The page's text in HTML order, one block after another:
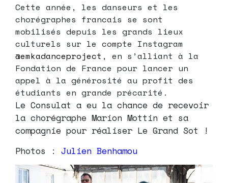
Cette année, les danseurs et les
chorégraphes francais se sont
mobilisés depuis les grands lieux
culturels sur le compte Instagram
@emkadanceproject , en s’alliant à la
Fondation de France pour lancer un
appel à la générosité au profit des
étudiants en grande précarité.
Le Consulat a eu la chance de recevoir
la chorégraphe Marion Mottin et sa
compagnie pour réaliser Le Grand Sot !
Photos : Julien Benhamou